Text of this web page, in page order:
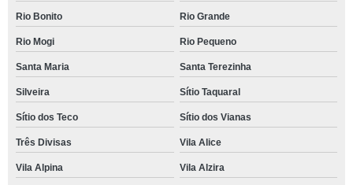
Rio Bonito Rio Grande
Rio Mogi Rio Pequeno
Santa Maria Santa Terezinha
Silveira Sítio Taquaral
Sítio dos Teco Sítio dos Vianas
Três Divisas Vila Alice
Vila Alpina Vila Alzira